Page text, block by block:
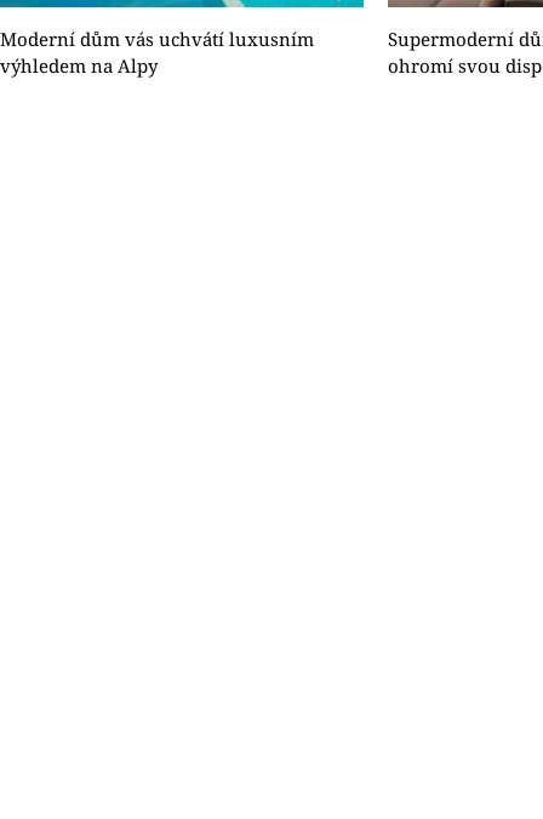
Moderní dům vás uchvátí luxusním
výhledem na Alpy
Supermoderní
ohromí svou